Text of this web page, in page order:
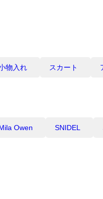
スカート
物入れ
Owen SNIDEL